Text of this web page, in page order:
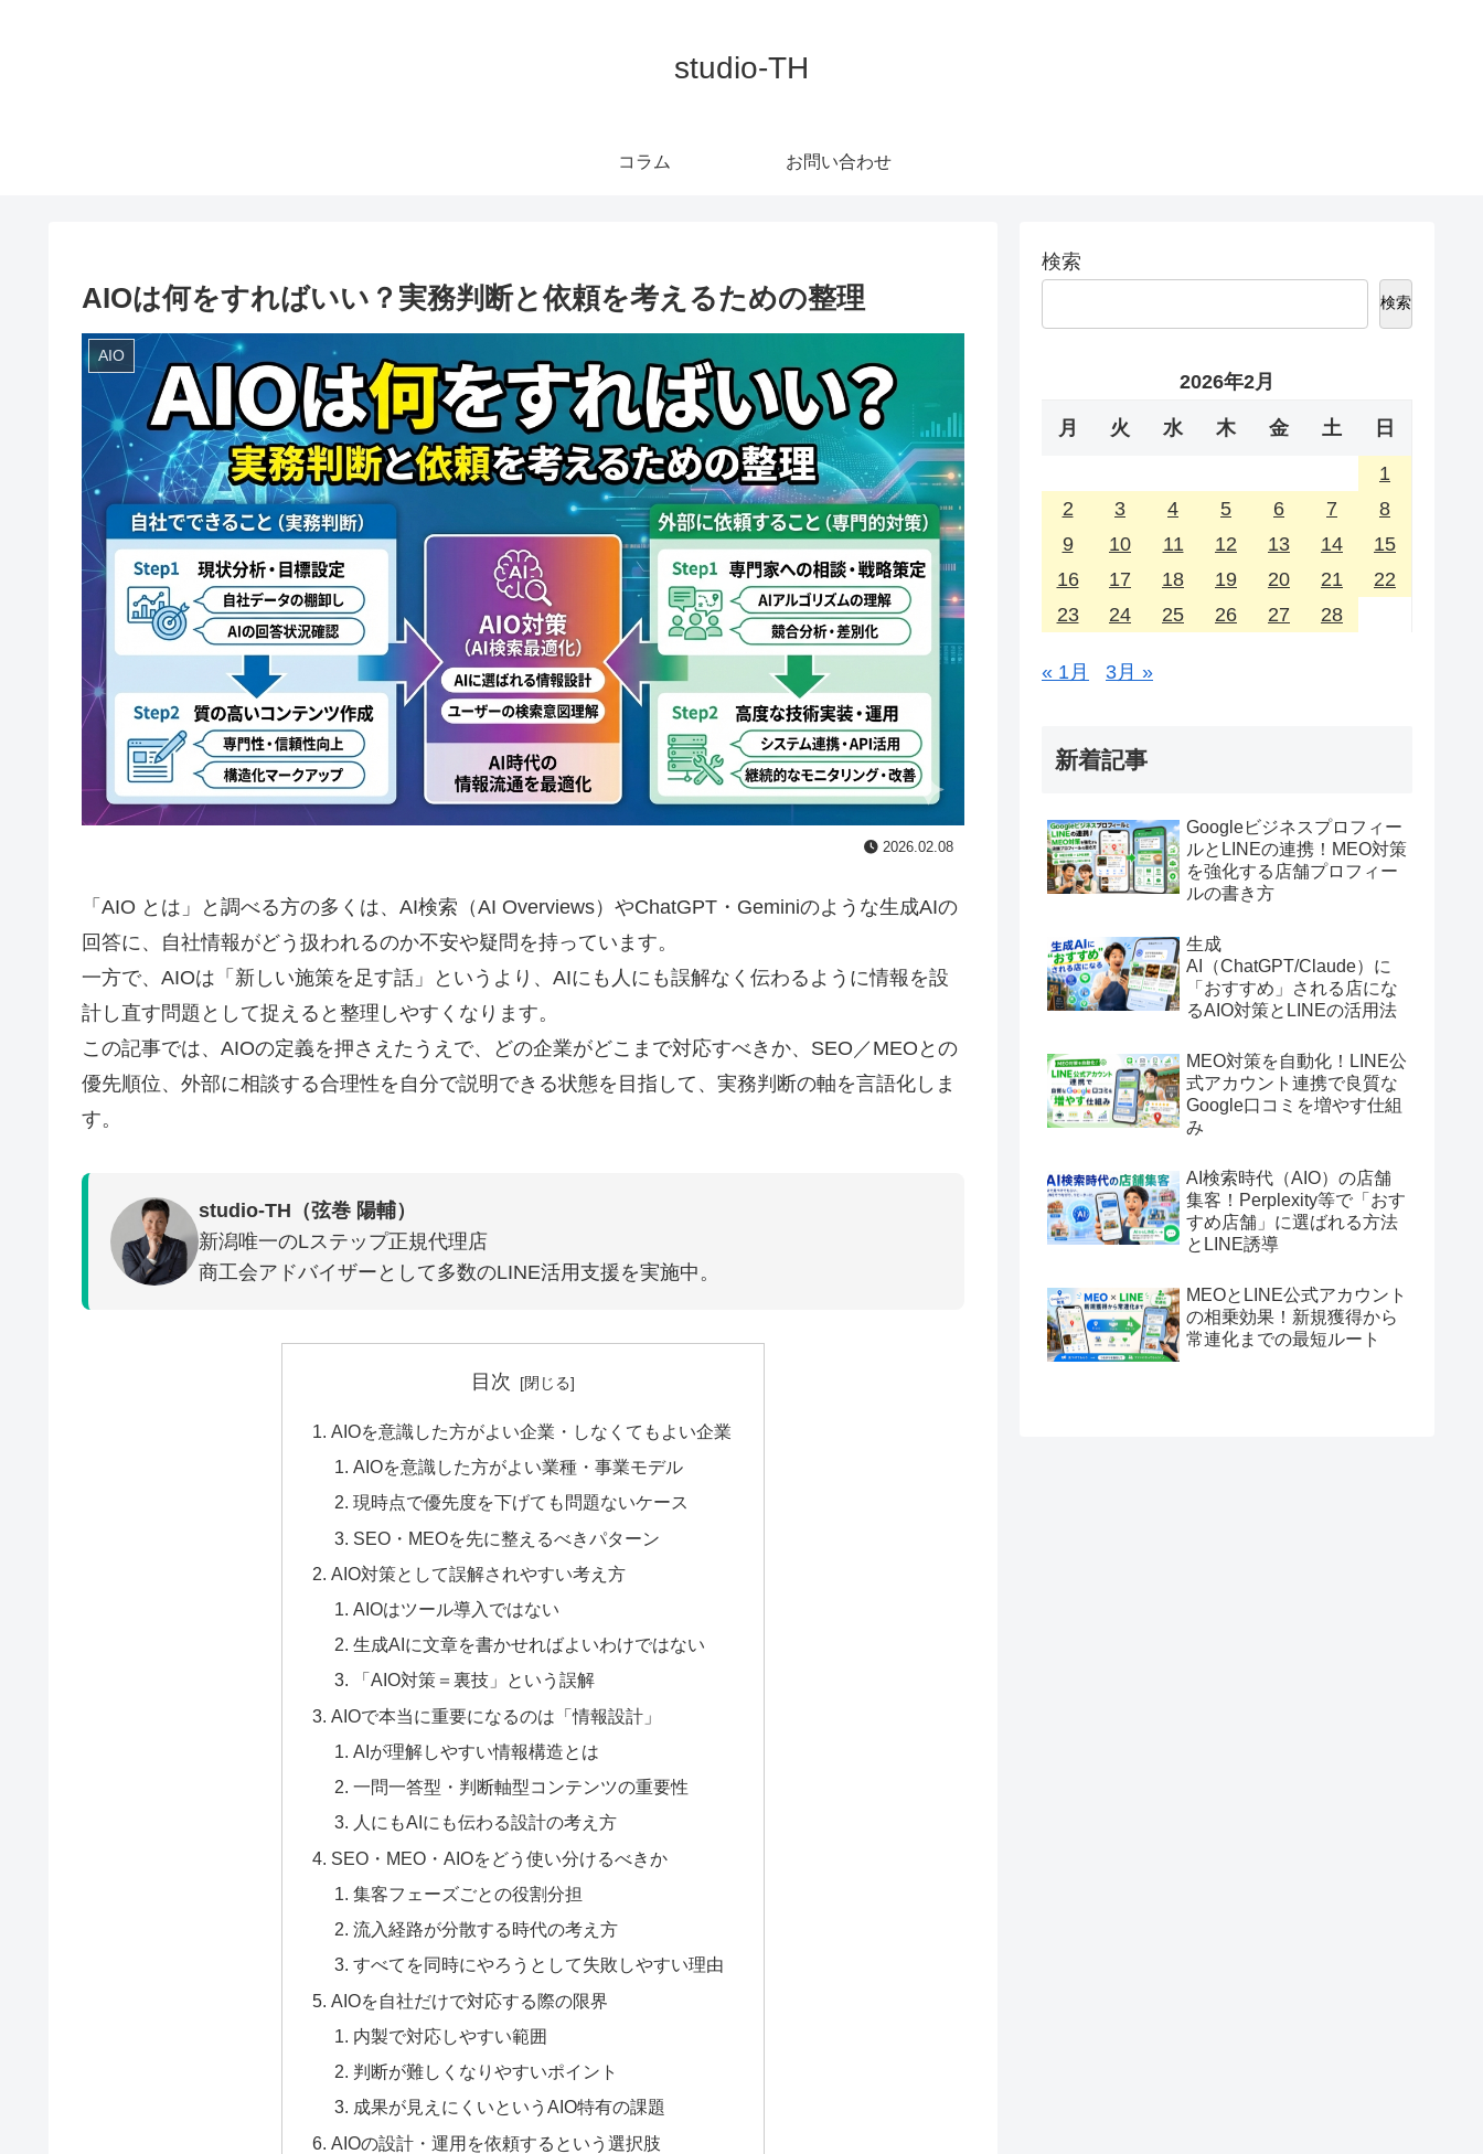
studio-TH
コラム お問い合わせ
AIOは何をすればいい？実務判断と依頼を考えるための整理
AIO
2026.02.08
「AIO とは」と調べる方の多くは、AI検索（AI Overviews）やChatGPT・Geminiのような生成AIの
回答に、自社情報がどう扱われるのか不安や疑問を持っています。
一方で、AIOは「新しい施策を足す話」というより、AIにも人にも誤解なく伝わるように情報を設
計し直す問題として捉えると整理しやすくなります。
この記事では、AIOの定義を押さえたうえで、どの企業がどこまで対応すべきか、SEO／MEOとの
優先順位、外部に相談する合理性を自分で説明できる状態を目指して、実務判断の軸を言語化しま
す。
studio-TH（弦巻 陽輔）
新潟唯一のLステップ正規代理店
商工会アドバイザーとして多数のLINE活用支援を実施中。
目次
AIOを意識した方がよい企業・しなくてもよい企業
AIOを意識した方がよい業種・事業モデル
現時点で優先度を下げても問題ないケース
SEO・MEOを先に整えるべきパターン
AIO対策として誤解されやすい考え方
AIOはツール導入ではない
生成AIに文章を書かせればよいわけではない
「AIO対策＝裏技」という誤解
AIOで本当に重要になるのは「情報設計」
AIが理解しやすい情報構造とは
一問一答型・判断軸型コンテンツの重要性
人にもAIにも伝わる設計の考え方
SEO・MEO・AIOをどう使い分けるべきか
集客フェーズごとの役割分担
流入経路が分散する時代の考え方
すべてを同時にやろうとして失敗しやすい理由
AIOを自社だけで対応する際の限界
内製で対応しやすい範囲
判断が難しくなりやすいポイント
成果が見えにくいというAIO特有の課題
AIOの設計・運用を依頼するという選択肢
検索
検索
2026年2月
月 火 水 木 金 土 日
1
2
3 4 5 6 7
8
9
10 11 12 13 14
15
16
17 18 19 20 21
22
23
24 25 26 27 28
« 1月 3月 »
新着記事
Googleビジネスプロフィー
ルとLINEの連携！MEO対策
を強化する店舗プロフィー
ルの書き方
生成
AI（ChatGPT/Claude）に
「おすすめ」される店にな
るAIO対策とLINEの活用法
MEO対策を自動化！LINE公
式アカウント連携で良質な
Google口コミを増やす仕組
み
AI検索時代（AIO）の店舗
集客！Perplexity等で「おす
すめ店舗」に選ばれる方法
とLINE誘導
MEOとLINE公式アカウント
の相乗効果！新規獲得から
常連化までの最短ルート